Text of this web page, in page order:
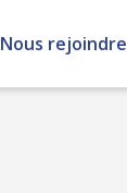
Nous rejoindre